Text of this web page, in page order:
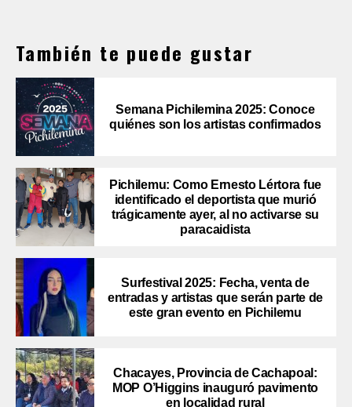
También te puede gustar
Semana Pichilemina 2025: Conoce
quiénes son los artistas confirmados
Pichilemu: Como Ernesto Lértora fue
identificado el deportista que murió
trágicamente ayer, al no activarse su
paracaidista
Surfestival 2025: Fecha, venta de
entradas y artistas que serán parte de
este gran evento en Pichilemu
Chacayes, Provincia de Cachapoal:
MOP O’Higgins inauguró pavimento
en localidad rural